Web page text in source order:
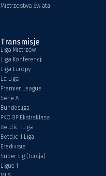
Mistrzostwa Świata
Transmisje
Liga Mistrzów
Liga Konferencji
Liga Europy
La Liga
Premier League
Serie A
Bundesliga
PKO BP Ekstraklasa
Betclic I Liga
Betclic II Liga
Eredivisie
Super Lig (Turcja)
Ligue 1